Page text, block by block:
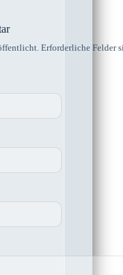
Erforderliche Felder